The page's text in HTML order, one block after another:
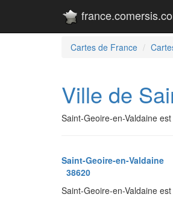
Cartes de France
Ville de
Saint-Geoire-en-Valdaine
Saint-Geoire-en-Valdaine
38620
Saint-Geoire-en-Valdaine